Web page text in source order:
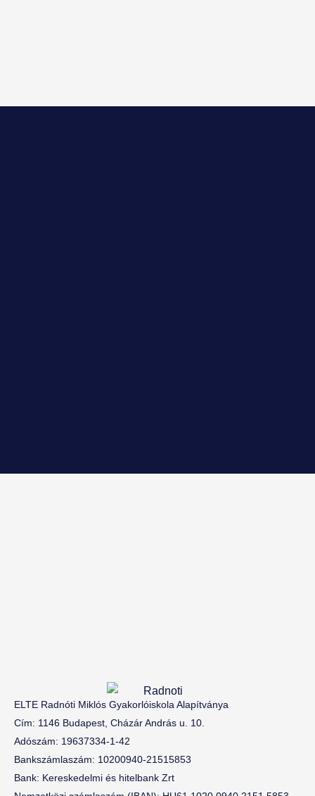
ELTE Radnóti Miklós Gyakorlóiskola Alapítványa
Cím: 1146 Budapest, Cházár András u. 10.
Adószám: 19637334-1-42
Bankszámlaszám: 10200940-21515853
Bank: Kereskedelmi és hitelbank Zrt